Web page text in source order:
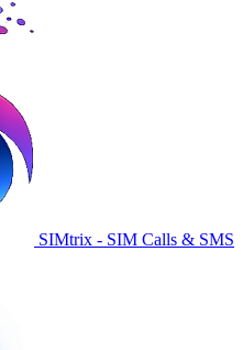
SIMtrix - SIM Calls & SMS